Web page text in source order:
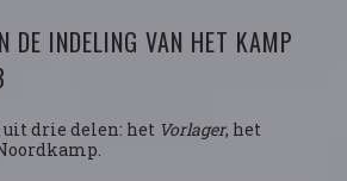
DE INDELING VAN HET KAMP
drie delen: het Vorlager, het